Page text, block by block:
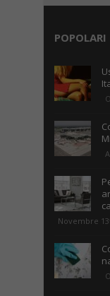
POPOLARI
Novembre